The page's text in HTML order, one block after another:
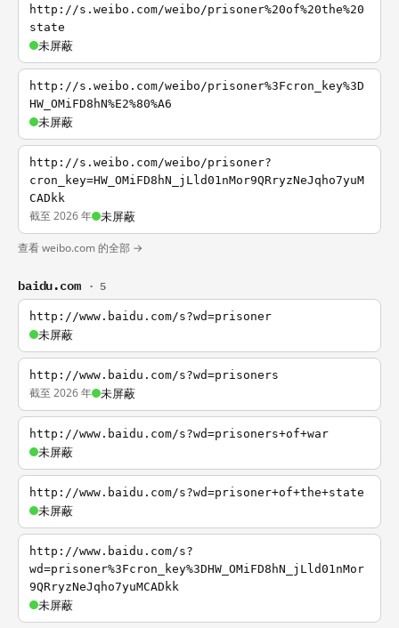
http://s.weibo.com/weibo/prisoner%20of%20the%20
state
未屏蔽
http://s.weibo.com/weibo/prisoner%3Fcron_key%3D
HW_OMiFD8hN%E2%80%A6
未屏蔽
http://s.weibo.com/weibo/prisoner?
cron_key=HW_OMiFD8hN_jLld01nMor9QRryzNeJqho7yuM
CADkk
截至 2026 年 未屏蔽
查看 weibo.com 的全部 →
baidu.com · 5
http://www.baidu.com/s?wd=prisoner
未屏蔽
http://www.baidu.com/s?wd=prisoners
截至 2026 年 未屏蔽
http://www.baidu.com/s?wd=prisoners+of+war
未屏蔽
http://www.baidu.com/s?wd=prisoner+of+the+state
未屏蔽
http://www.baidu.com/s?
wd=prisoner%3Fcron_key%3DHW_OMiFD8hN_jLld01nMor
9QRryzNeJqho7yuMCADkk
未屏蔽